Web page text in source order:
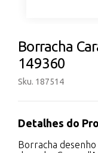
Borracha
149360
Sku. 187514
Detalhes do
Borracha